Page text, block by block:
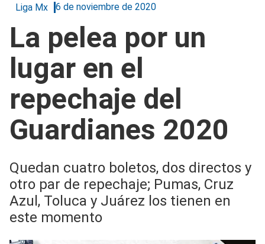
Liga Mx 6 de noviembre de 2020
La pelea por un
lugar en el
repechaje del
Guardianes 2020
Quedan cuatro boletos, dos directos y
otro par de repechaje; Pumas, Cruz
Azul, Toluca y Juárez los tienen en
este momento